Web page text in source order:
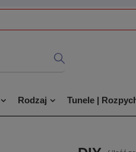
Rodzaj Tunele |